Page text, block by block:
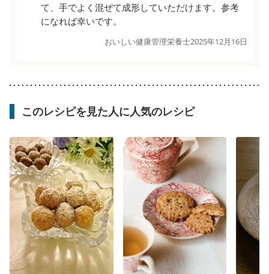
て、手でよく混ぜて成形していただけます。参考
になれば幸いです。
おいしい健康管理栄養士2025年12月16日
このレシピを見た人に人気のレシピ